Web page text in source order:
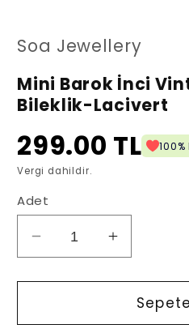
Soa Jewellery
Mini Barok İnci
Bileklik-Lacivert
299.00 TL
Vergi dahildir.
Adet
Barok
İnci
Cam
Mini
Barok
İnci
Vintage
Cam